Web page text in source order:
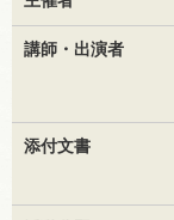
講師・出演者
添付文書